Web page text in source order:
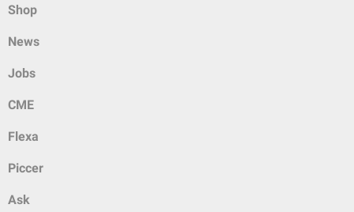
Shop
News
Jobs
CME
Flexa
Piccer
Ask